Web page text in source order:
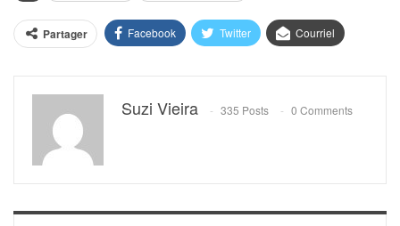
Partager Facebook Twitter Courriel
Suzi Vieira 335 Posts 0 Comments